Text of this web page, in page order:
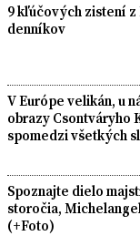
9 kľúčových zistení
denníkov
V Európe velikán, u
obrazy Csontváryho
spomedzi všetkých
Spoznajte dielo
storočia,
(+Foto)